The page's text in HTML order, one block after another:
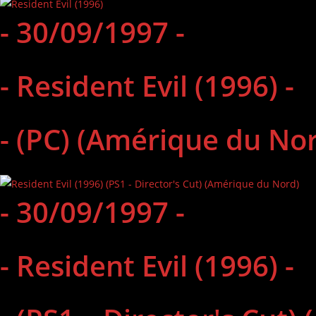
- 30/09/1997 -
- Resident Evil (1996) -
- (PC) (Amérique du
- 30/09/1997 -
- Resident Evil (1996) -